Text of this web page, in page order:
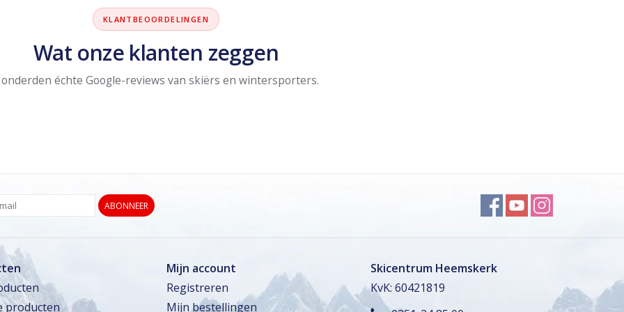
KLANTBEOORDELINGEN
Wat onze klanten zeggen
échte Google-reviews van skiërs en wintersporters.
ABONNEER
producten
Mijn account
Registreren
Mijn bestellingen
Skicentrum Heemskerk
KvK: 60421819